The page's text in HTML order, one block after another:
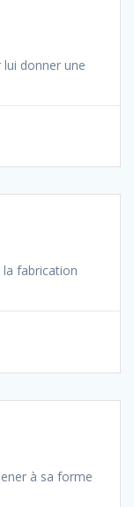
donner une
fabrication
à sa forme